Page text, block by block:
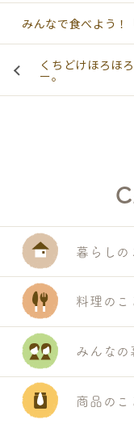
みんなで食べよう！
くちどけほろほ
ー。
暮らしの
料理のこ
みんなの
商品のこ